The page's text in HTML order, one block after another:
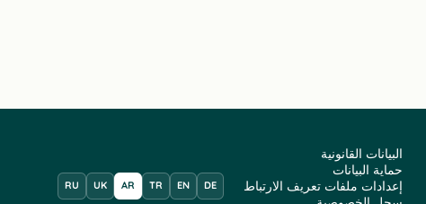
البيانات القانونية
حماية البيانات
إعدادات ملفات تعريف الارتباط
DE
EN
TR
AR
UK
RU